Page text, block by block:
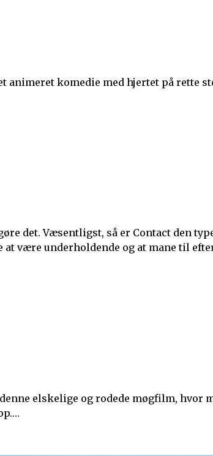
animeret komedie med hjertet på rette
være underholdende og at mane til